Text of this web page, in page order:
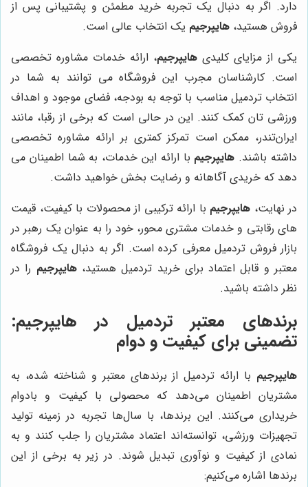
دارد. اگر به دنبال یک تجربه خرید مطمئن و پشتیبانی پس از
فروش هستید، هایپرجیم یک انتخاب عالی است.
یکی از مزایای کلیدی هایپرجیم، ارائه خدمات مشاوره تخصصی
است. کارشناسان مجرب این فروشگاه می توانند به شما در
انتخاب تردمیل مناسب با توجه به بودجه، فضای موجود و اهداف
ورزشی تان کمک کنند. این در حالی است که برخی از رقبا، مانند
ایران‌تندر، ممکن است تمرکز کمتری بر ارائه مشاوره تخصصی
داشته باشند. هایپرجیم با ارائه این خدمات، به شما اطمینان می
دهد که خریدی آگاهانه و رضایت بخش خواهید داشت.
در نهایت، هایپرجیم با ارائه ترکیبی از محصولات با کیفیت، قیمت
های رقابتی و خدمات مشتری محور، خود را به عنوان یک رهبر در
بازار فروش تردمیل معرفی کرده است. اگر به دنبال یک فروشگاه
معتبر و قابل اعتماد برای خرید تردمیل هستید،هایپرجیم را در
نظر داشته باشید.
برندهای معتبر تردمیل در هایپرجیم:
تضمینی برای کیفیت و دوام
هایپرجیم با ارائه تردمیل از برندهای معتبر و شناخته شده، به
مشتریان اطمینان می‌دهد که محصولی با کیفیت و بادوام
خریداری می‌کنند. این برندها، با سال‌ها تجربه در زمینه تولید
تجهیزات ورزشی، توانسته‌اند اعتماد مشتریان را جلب کنند و به
نمادی از کیفیت و نوآوری تبدیل شوند. در زیر به برخی از این
برندها اشاره می‌کنیم: